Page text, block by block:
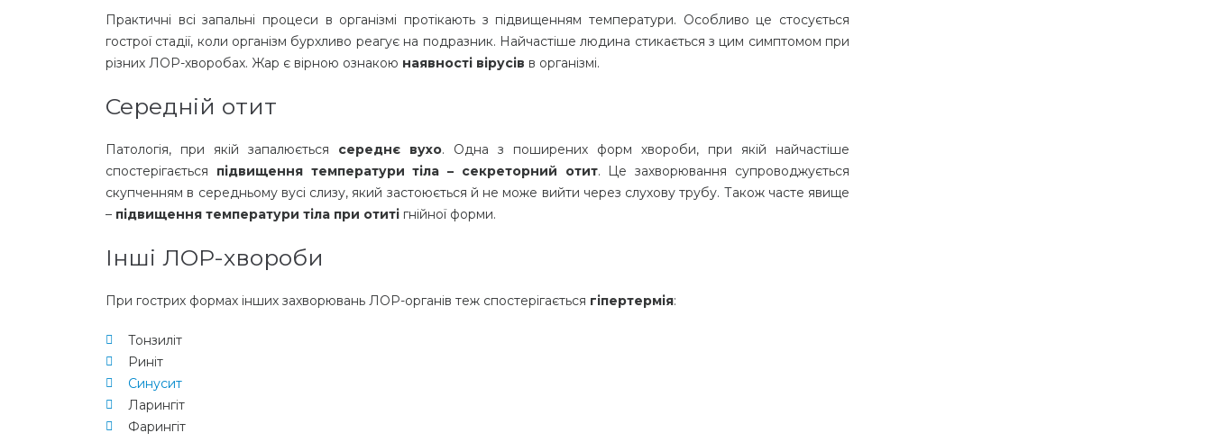
Практичні всі запальні процеси в організмі протікають з підвищенням температури. Особливо це стосується
гострої стадії, коли організм бурхливо реагує на подразник. Найчастіше людина стикається з цим симптомом при
різних ЛОР-хворобах. Жар є вірною ознакою наявності вірусів в організмі.
Середній отит
Патологія, при якій запалюється середнє вухо. Одна з поширених форм хвороби, при якій найчастіше
спостерігається підвищення температури тіла – секреторний отит. Це захворювання супроводжується
скупченням в середньому вусі слизу, який застоюється й не може вийти через слухову трубу. Також часте явище
– підвищення температури тіла при отиті гнійної форми.
Інші ЛОР-хвороби
При гострих формах інших захворювань ЛОР-органів теж спостерігається гіпертермія:
Тонзиліт
Риніт
Синусит
Ларингіт
Фарингіт